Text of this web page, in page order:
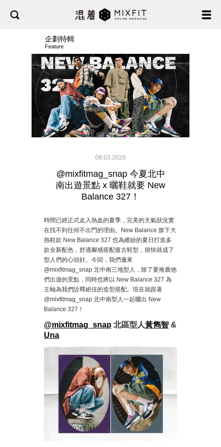
企劃特輯
Feature
08.03.2020
@mixfitmag_snap 今夏北中
南出遊景點 x 曬鞋就要 New
Balance 327！
時間已經正式走入熱血的夏季，完美的天氣狀況實
在找不到任何不出門的理由。New Balance 旗下大
熱鞋款 New Balance 327 也為繽紛的夏日打造多
款全新配色，舒適腳感搭配復古鞋型，很快就成了
型人們的心頭好。今回，我們邀來
@mixfitmag_snap 北中南三地型人，除了要推薦他
們出遊的景點，同時也將以 New Balance 327 為
主軸為我們詮釋絕佳的造型搭配。現在就跟著
@mixfitmag_snap 北中南型人一起曬出 New
Balance 327！
@mixfitmag_snap 北區型人黃雋智 &
Una